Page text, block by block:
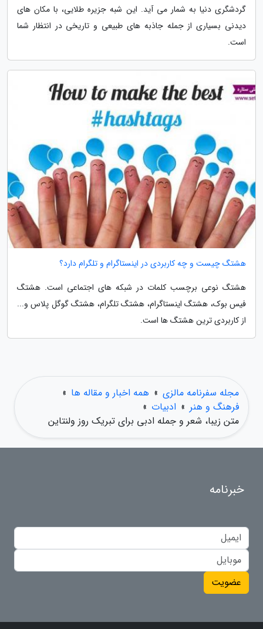
گردشگری دنیا به شمار می آید. این شبه جزیره طلایی، با مکان های
دیدنی بسیاری از جمله جاذبه های طبیعی و تاریخی در انتظار شما
است.
هشتگ چیست و چه کاربردی در اینستاگرام و تلگرام دارد؟
هشتگ نوعی برچسب کلمات در شبکه های اجتماعی است. هشتگ
فیس بوک، هشتگ اینستاگرام، هشتگ تلگرام، هشتگ گوگل پلاس و...
از کاربردی ترین هشتگ ها است.
مجله سفرنامه مالزی » همه اخبار و مقاله ها »
فرهنگ و هنر » ادبیات »
متن زیبا، شعر و جمله ادبی برای تبریک روز ولنتاین
خبرنامه
عضویت